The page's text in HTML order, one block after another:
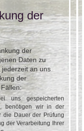
der
der
Daten zu
an uns
der
uns gespeicherten
benötigen wir in der
die Dauer der Prüfung
der Verarbeitung Ihrer